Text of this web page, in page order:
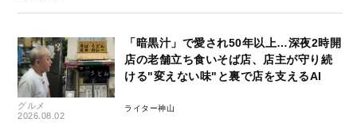
グルメ
2026.08.02
「暗黒汁」で愛され50年以上…深夜2時開
店の老舗立ち食いそば店、店主が守り続
ける"変えない味"と裏で店を支えるAI
ライター神山